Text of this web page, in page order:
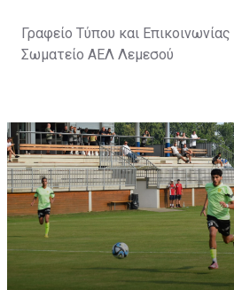
Γραφείο Τύπου και Επικοινωνίας
Σωματείο ΑΕΛ Λεμεσού